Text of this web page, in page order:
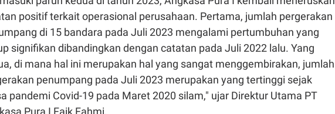
positif terkait operasional perusahaan. Pertama, jumlah pergerakan
di 15 bandara pada Juli 2023 mengalami pertumbuhan yang
signifikan dibandingkan dengan catatan pada Juli 2022 lalu. Yang
di mana hal ini merupakan hal yang sangat menggembirakan, jumlah
penumpang pada Juli 2023 merupakan yang tertinggi sejak
pandemi Covid-19 pada Maret 2020 silam," ujar Direktur Utama PT
Pura I Faik Fahmi.